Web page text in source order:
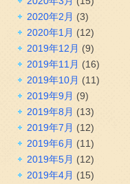
2020年2月 (3)
2020年1月 (12)
2019年12月 (9)
2019年11月 (16)
2019年10月 (11)
2019年9月 (9)
2019年8月 (13)
2019年7月 (12)
2019年6月 (11)
2019年5月 (12)
2019年4月 (15)